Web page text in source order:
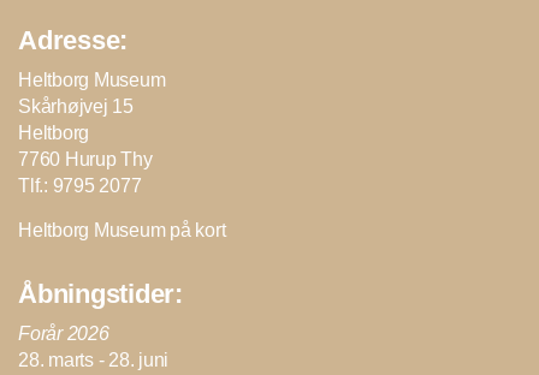
Adresse:
Heltborg Museum
Skårhøjvej 15
Heltborg
7760 Hurup Thy
Tlf.: 9795 2077
Heltborg Museum på kort
Åbningstider:
Forår 2026
28. marts - 28. juni